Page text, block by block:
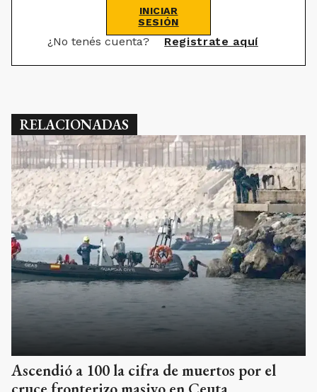
INICIAR
SESIÓN
¿No tenés cuenta? Registrate aquí
RELACIONADAS
Ascendió a 100 la cifra de muertos por el